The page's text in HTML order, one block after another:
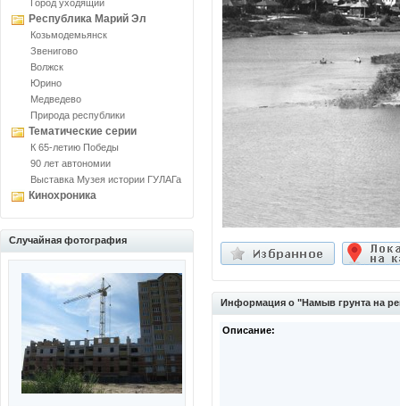
Город уходящий
Республика Марий Эл
Козьмодемьянск
Звенигово
Волжск
Юрино
Медведево
Природа республики
Тематические серии
К 65-летию Победы
90 лет автономии
Выставка Музея истории ГУЛАГа
Кинохроника
Случайная фотография
Информация о "Намыв грунта на
Описание: